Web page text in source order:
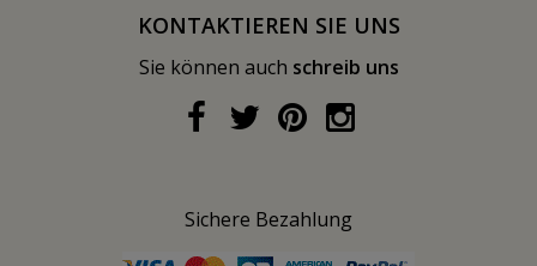
KONTAKTIEREN SIE UNS
Sie können auch schreib uns
Sichere Bezahlung